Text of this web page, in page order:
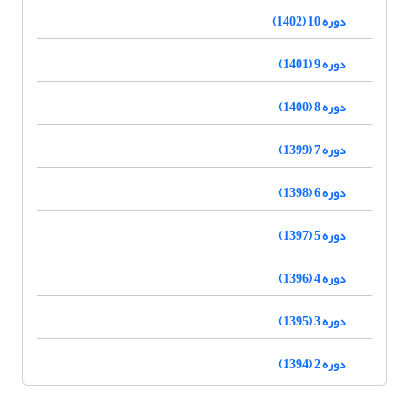
دوره 10 (1402)
دوره 9 (1401)
دوره 8 (1400)
دوره 7 (1399)
دوره 6 (1398)
دوره 5 (1397)
دوره 4 (1396)
دوره 3 (1395)
دوره 2 (1394)